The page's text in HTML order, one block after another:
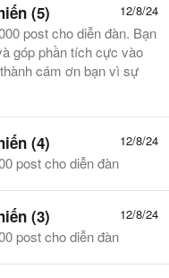
12/8/24
(5)
post cho diễn đàn. Bạn
góp phần tích cực vào
cám ơn bạn vì sự
12/8/24
(4)
post cho diễn đàn
12/8/24
(3)
post cho diễn đàn